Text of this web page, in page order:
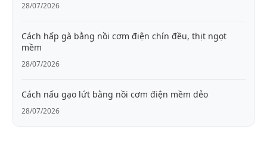
28/07/2026
Cách hấp gà bằng nồi cơm điện chín đều, thịt ngọt
mềm
28/07/2026
Cách nấu gạo lứt bằng nồi cơm điện mềm dẻo
28/07/2026